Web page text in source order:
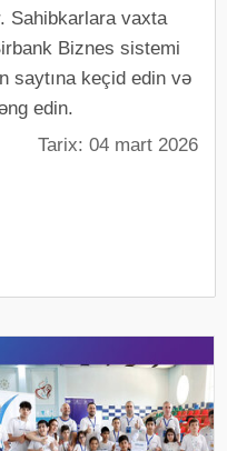
Sahibkarlara vaxta
Biznes sistemi
saytına keçid edin və
edin.
Tarix: 04 mart 2026